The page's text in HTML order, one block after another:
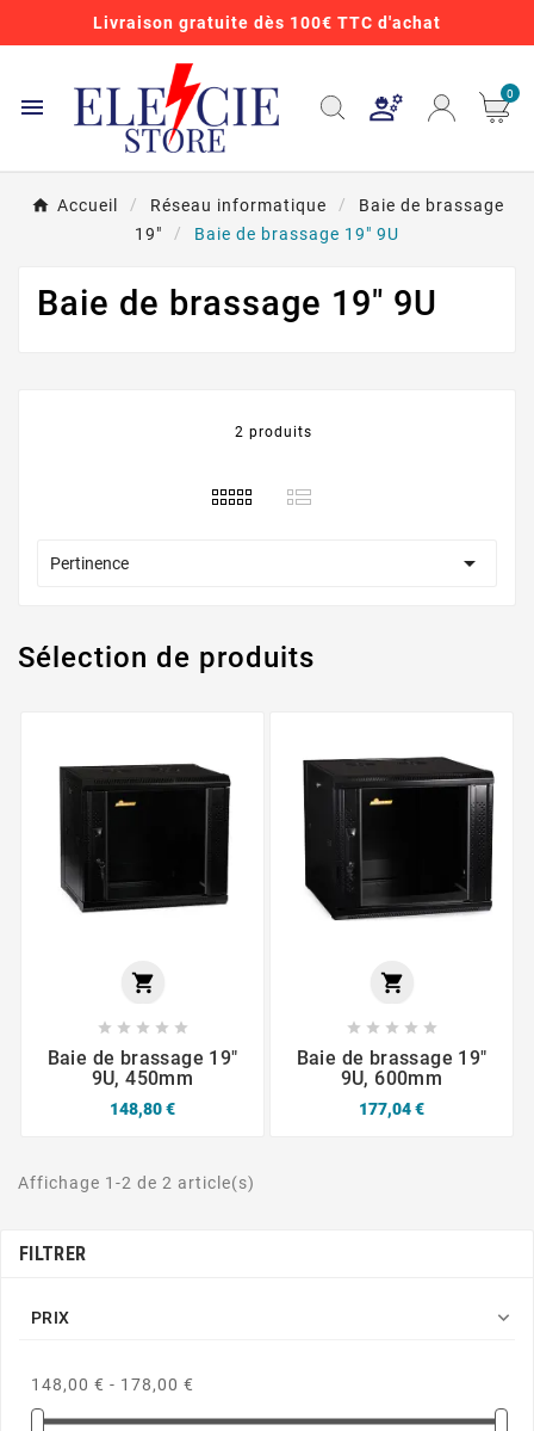
Livraison gratuite dès 100€ TTC d'achat
 0
Accueil Réseau informatique
Baie de brassage
19"
Baie de brassage 19" 9U
Baie de brassage 19" 9U
2 produits
Pertinence 
Sélection de produits

    
Baie de brassage 19"
9U, 450mm
148,80 €

    
Baie de brassage 19"
9U, 600mm
177,04 €
Affichage 1-2 de 2 article(s)
FILTRER
PRIX 
148,00 € - 178,00 €